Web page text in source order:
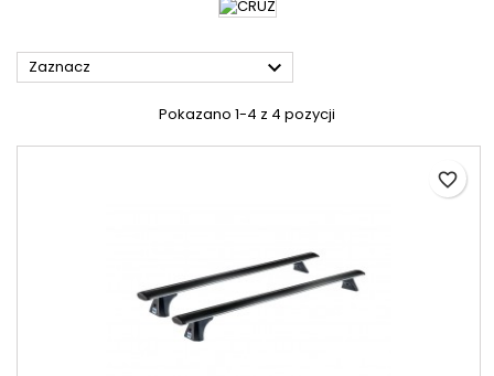
Zaznacz 
Pokazano 1-4 z 4 pozycji
favorite_border